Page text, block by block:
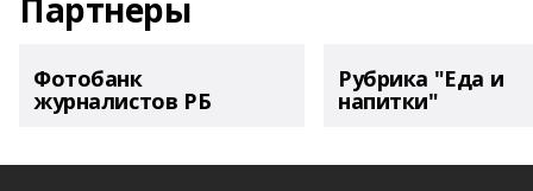
Партнеры
Фотобанк
журналистов РБ
Рубрика "Еда и
напитки"